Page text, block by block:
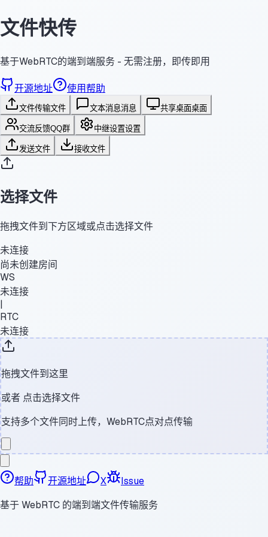
文件快传
基于WebRTC的端到端服务 - 无需注册，即传即用
开源地址 使用帮助
文件传输文件 文本消息消息 共享桌面桌面
交流反馈QQ群 中继设置设置
发送文件 接收文件
选择文件
拖拽文件到下方区域或点击选择文件
未连接
尚未创建房间
WS
未连接
|
RTC
未连接
拖拽文件到这里
或者 点击选择文件
支持多个文件同时上传，WebRTC点对点传输
帮助 开源地址 X
Issue
基于 WebRTC 的端到端文件传输服务